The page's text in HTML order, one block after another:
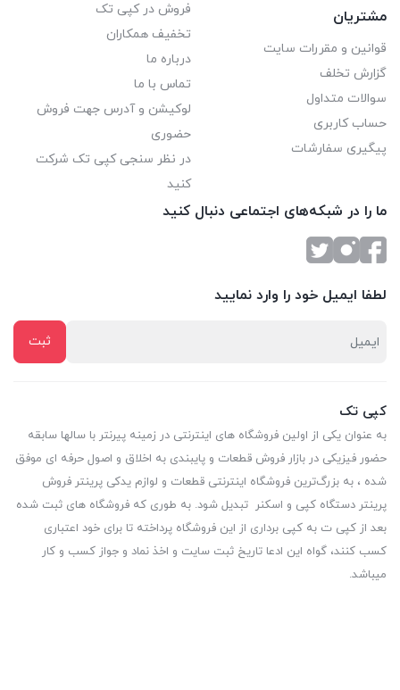
مشتریان
قوانین و مقررات سایت
گزارش تخلف
سوالات متداول
حساب کاربری
پیگیری سفارشات
فروش در کپی تک
تخفیف همکاران
درباره ما
تماس با ما
لوکیشن و آدرس جهت فروش
حضوری
در نظر سنجی کپی تک شرکت
کنید
ما را در شبکه‌های اجتماعی دنبال کنید
لطفا ایمیل خود را وارد نمایید
کپی تک
به عنوان یکی از اولین فروشگاه های اینترنتی در زمینه پیرنتر با سالها سابقه
حضور فیزیکی در بازار فروش قطعات و پایبندی به اخلاق و اصول حرفه ای موفق
شده ، به بزرگ‌ترین فروشگاه اینترنتی قطعات و لوازم یدکی پرینتر فروش
پرینتر دستگاه کپی و اسکنر تبدیل شود. به طوری که فروشگاه های ثبت شده
بعد از کپی ت به کپی برداری از این فروشگاه پرداخته تا برای خود اعتباری
کسب کنند، گواه این ادعا تاریخ ثبت سایت و اخذ نماد و جواز کسب و کار
میباشد.